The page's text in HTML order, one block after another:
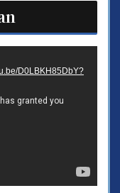
D0LBKH85DbY?